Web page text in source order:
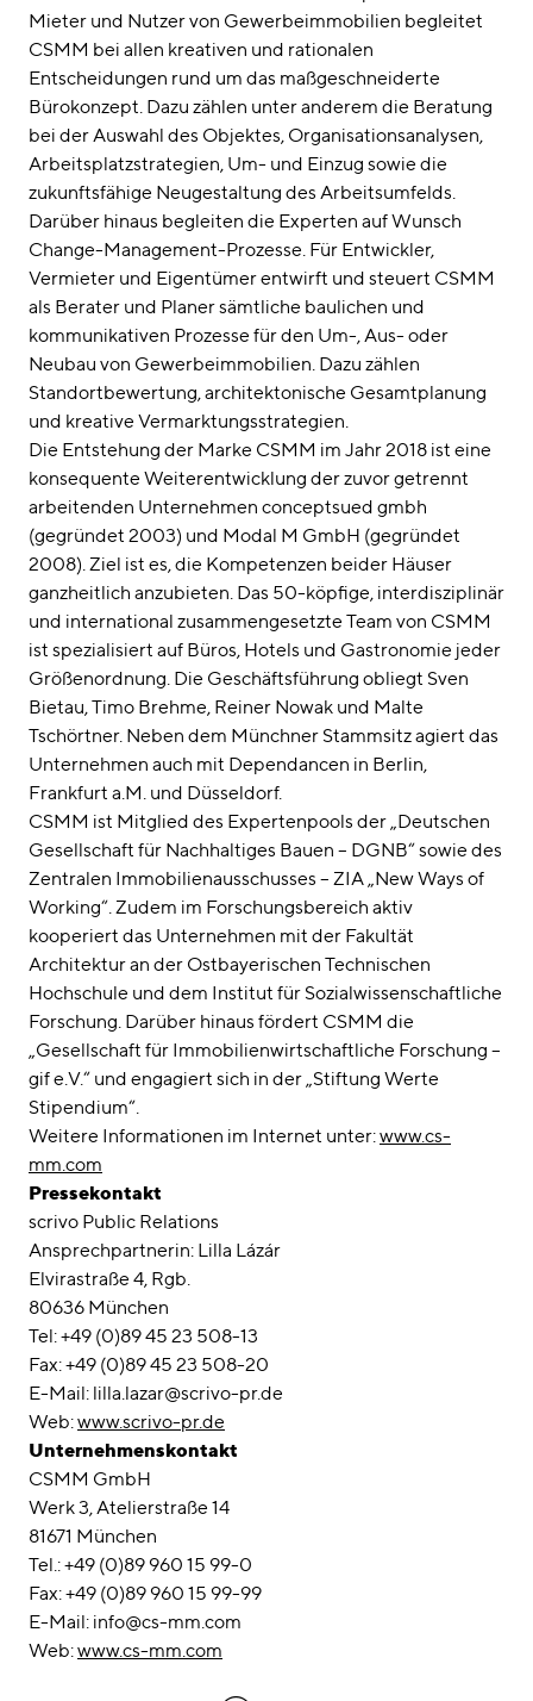
Mieter und Nutzer von Gewerbeimmobilien begleitet
CSMM bei allen kreativen und rationalen
Entscheidungen rund um das maßgeschneiderte
Bürokonzept. Dazu zählen unter anderem die Beratung
bei der Auswahl des Objektes, Organisationsanalysen,
Arbeitsplatzstrategien, Um- und Einzug sowie die
zukunftsfähige Neugestaltung des Arbeitsumfelds.
Darüber hinaus begleiten die Experten auf Wunsch
Change-Management-Prozesse. Für Entwickler,
Vermieter und Eigentümer entwirft und steuert CSMM
als Berater und Planer sämtliche baulichen und
kommunikativen Prozesse für den Um-, Aus- oder
Neubau von Gewerbeimmobilien. Dazu zählen
Standortbewertung, architektonische Gesamtplanung
und kreative Vermarktungsstrategien.
Die Entstehung der Marke CSMM im Jahr 2018 ist eine
konsequente Weiterentwicklung der zuvor getrennt
arbeitenden Unternehmen conceptsued gmbh
(gegründet 2003) und Modal M GmbH (gegründet
2008). Ziel ist es, die Kompetenzen beider Häuser
ganzheitlich anzubieten. Das 50-köpfige, interdisziplinär
und international zusammengesetzte Team von CSMM
ist spezialisiert auf Büros, Hotels und Gastronomie jeder
Größenordnung. Die Geschäftsführung obliegt Sven
Bietau, Timo Brehme, Reiner Nowak und Malte
Tschörtner. Neben dem Münchner Stammsitz agiert das
Unternehmen auch mit Dependancen in Berlin,
Frankfurt a.M. und Düsseldorf.
CSMM ist Mitglied des Expertenpools der „Deutschen
Gesellschaft für Nachhaltiges Bauen – DGNB“ sowie des
Zentralen Immobilienausschusses – ZIA „New Ways of
Working“. Zudem im Forschungsbereich aktiv
kooperiert das Unternehmen mit der Fakultät
Architektur an der Ostbayerischen Technischen
Hochschule und dem Institut für Sozialwissenschaftliche
Forschung. Darüber hinaus fördert CSMM die
„Gesellschaft für Immobilienwirtschaftliche Forschung –
gif e.V.“ und engagiert sich in der „Stiftung Werte
Stipendium“.
Weitere Informationen im Internet unter:www.cs-
mm.com
Pressekontakt
scrivo Public Relations
Ansprechpartnerin: Lilla Lázár
Elvirastraße 4, Rgb.
80636 München
Tel: +49 (0)89 45 23 508-13
Fax: +49 (0)89 45 23 508-20
E-Mail: lilla.lazar@scrivo-pr.de
Web:www.scrivo-pr.de
Unternehmenskontakt
CSMM GmbH
Werk 3, Atelierstraße 14
81671 München
Tel.: +49 (0)89 960 15 99-0
Fax: +49 (0)89 960 15 99-99
E-Mail: info@cs-mm.com
Web:www.cs-mm.com